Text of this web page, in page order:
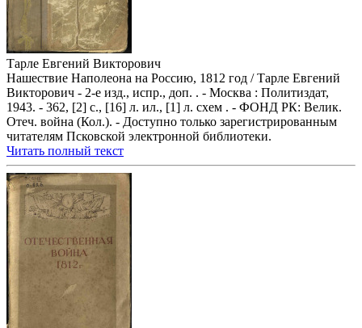
Тарле Евгений Викторович
Нашествие Наполеона на Россию, 1812 год / Тарле Евгений
Викторович - 2-е изд., испр., доп. . - Москва : Политиздат,
1943. - 362, [2] с., [16] л. ил., [1] л. схем . - ФОНД РК: Велик.
Отеч. война (Кол.). - Доступно только зарегистрированным
читателям Псковской электронной библиотеки.
Читать полный текст